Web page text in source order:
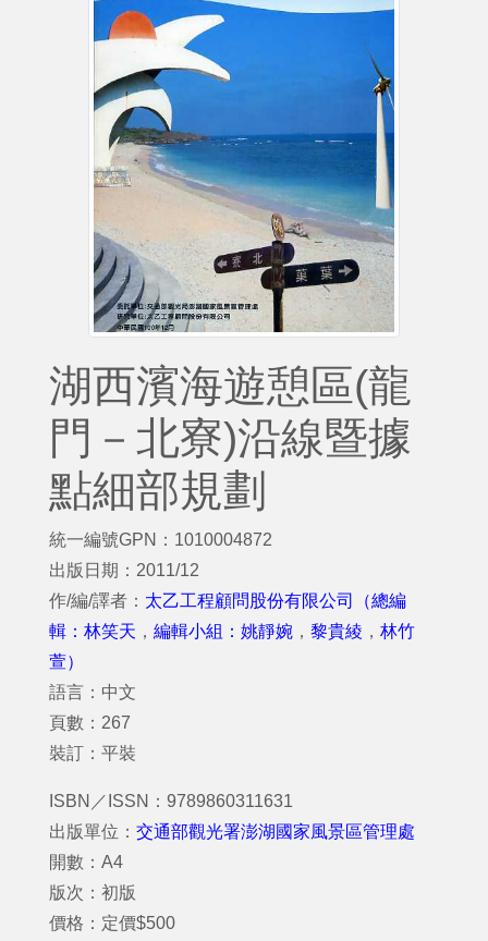
湖西濱海遊憩區(龍
門－北寮)沿線暨據
點細部規劃
統一編號GPN：1010004872
出版日期：2011/12
作/編/譯者： 太乙工程顧問股份有限公司（總編
輯：林笑天 ， 編輯小組：姚靜婉 ， 黎貴綾 ， 林竹
萱）
語言：中文
頁數：267
裝訂：平裝
ISBN／ISSN：9789860311631
出版單位： 交通部觀光署澎湖國家風景區管理處
開數：A4
版次：初版
價格：定價$500